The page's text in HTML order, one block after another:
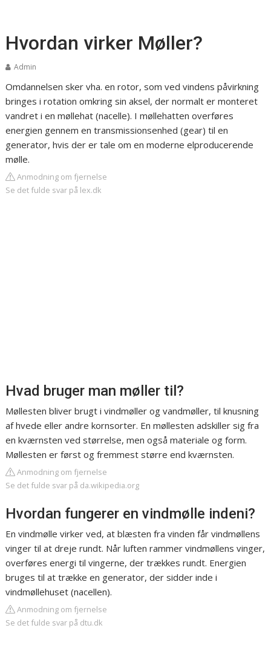
Hvordan virker Møller?
Admin
Omdannelsen sker vha. en rotor, som ved vindens påvirkning
bringes i rotation omkring sin aksel, der normalt er monteret
vandret i en møllehat (nacelle). I møllehatten overføres
energien gennem en transmissionsenhed (gear) til en
generator, hvis der er tale om en moderne elproducerende
mølle.
Anmodning om fjernelse
Se det fulde svar på lex.dk
Hvad bruger man møller til?
Møllesten bliver brugt i vindmøller og vandmøller, til knusning
af hvede eller andre kornsorter. En møllesten adskiller sig fra
en kværnsten ved størrelse, men også materiale og form.
Møllesten er først og fremmest større end kværnsten.
Anmodning om fjernelse
Se det fulde svar på da.wikipedia.org
Hvordan fungerer en vindmølle indeni?
En vindmølle virker ved, at blæsten fra vinden får vindmøllens
vinger til at dreje rundt. Når luften rammer vindmøllens vinger,
overføres energi til vingerne, der trækkes rundt. Energien
bruges til at trække en generator, der sidder inde i
vindmøllehuset (nacellen).
Anmodning om fjernelse
Se det fulde svar på dtu.dk